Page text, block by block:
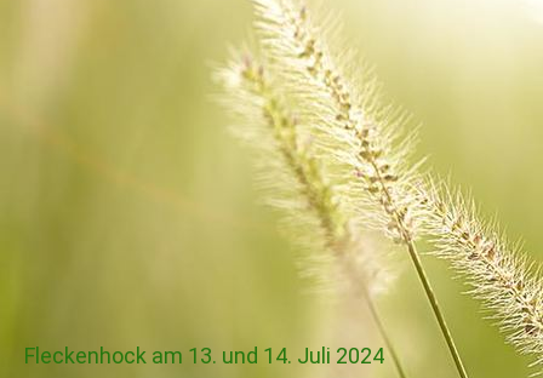
Fleckenhock am 13. und 14. Juli 2024